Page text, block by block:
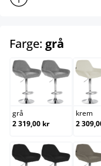
Farge: grå
grå
2 319,00 kr
krem
2